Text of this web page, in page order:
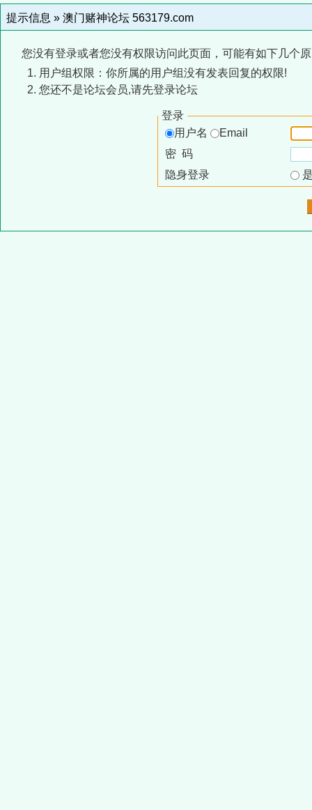
提示信息 » 澳门赌神论坛 563179.com
您没有登录或者您没有权限访问此页面，可能有如下几个
用户组权限：你所属的用户组没有发表回复的权限!
您还不是论坛会员,请先登录论坛
登录
用户名
Email
密 码
隐身登录